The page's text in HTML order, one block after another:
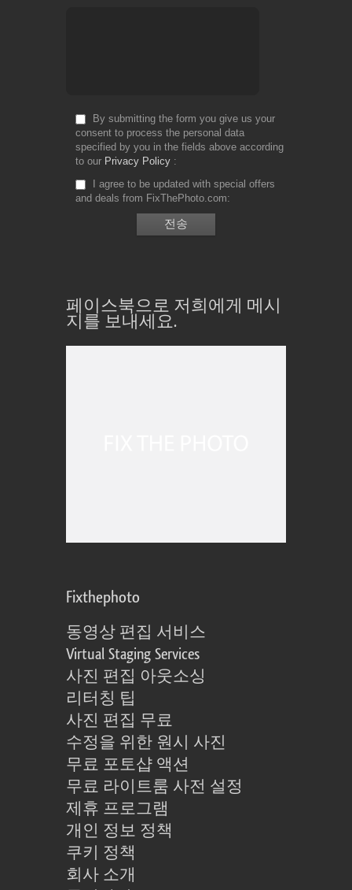
By submitting the form you give us your
consent to process the personal data
specified by you in the fields above according
to our Privacy Policy
I agree to be updated with special offers
and deals from FixThePhoto.com
페이스북으로 저희에게 메시
지를 보내세요.
Fixthephoto
동영상 편집 서비스
Virtual Staging Services
사진 편집 아웃소싱
리터칭 팁
사진 편집 무료
수정을 위한 원시 사진
무료 포토샵 액션
무료 라이트룸 사전 설정
제휴 프로그램
개인 정보 정책
쿠키 정책
회사 소개